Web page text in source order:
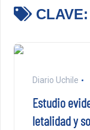
CLAVE:
Diario Uchile
Estudio
letalidad y